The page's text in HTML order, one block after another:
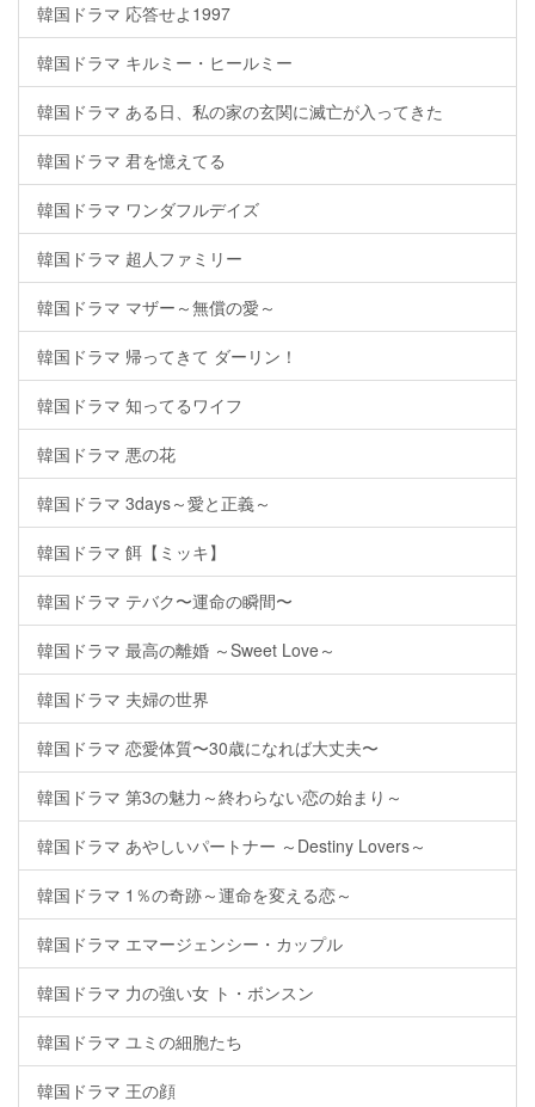
韓国ドラマ 応答せよ1997
韓国ドラマ キルミー・ヒールミー
韓国ドラマ ある日、私の家の玄関に滅亡が入ってきた
韓国ドラマ 君を憶えてる
韓国ドラマ ワンダフルデイズ
韓国ドラマ 超人ファミリー
韓国ドラマ マザー～無償の愛～
韓国ドラマ 帰ってきて ダーリン！
韓国ドラマ 知ってるワイフ
韓国ドラマ 悪の花
韓国ドラマ 3days～愛と正義～
韓国ドラマ 餌【ミッキ】
韓国ドラマ テバク〜運命の瞬間〜
韓国ドラマ 最高の離婚 ～Sweet Love～
韓国ドラマ 夫婦の世界
韓国ドラマ 恋愛体質〜30歳になれば大丈夫〜
韓国ドラマ 第3の魅力～終わらない恋の始まり～
韓国ドラマ あやしいパートナー ～Destiny Lovers～
韓国ドラマ 1％の奇跡～運命を変える恋～
韓国ドラマ エマージェンシー・カップル
韓国ドラマ 力の強い女 ト・ボンスン
韓国ドラマ ユミの細胞たち
韓国ドラマ 王の顔